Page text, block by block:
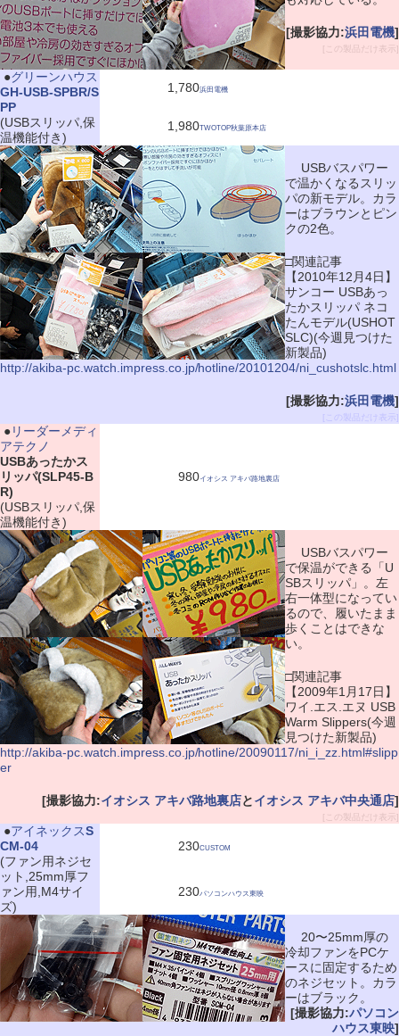
[撮影協力:浜田電機]
[この製品だけ表示]
●グリーンハウス
GH-USB-SPBR/S
PP
(USBスリッパ,保
温機能付き)
1,780浜田電機
1,980TWOTOP秋葉原本店
USBバスパワー
で温かくなるスリッ
パの新モデル。カラ
ーはブラウンとピン
クの2色。
□関連記事
【2010年12月4日】
サンコー USBあっ
たかスリッパ ネコ
たんモデル(USHOT
SLC)(今週見つけた
新製品)
http://akiba-pc.watch.impress.co.jp/hotline/20101204/ni_cushotslc.html
[撮影協力:浜田電機]
[この製品だけ表示]
●リーダーメディ
アテクノ
USBあったかス
リッパ(SLP45-B
R)
(USBスリッパ,保
温機能付き)
980イオシス アキバ路地裏店
USBバスパワー
で保温ができる「U
SBスリッパ」。左
右一体型になってい
るので、履いたまま
歩くことはできな
い。
□関連記事
【2009年1月17日】
ワイ.エス.エヌ USB
Warm Slippers(今週
見つけた新製品)
http://akiba-pc.watch.impress.co.jp/hotline/20090117/ni_i_zz.html#slipp
er
[撮影協力:イオシス アキバ路地裏店とイオシス アキバ中央通店]
[この製品だけ表示]
●アイネックスS
CM-04
(ファン用ネジセ
ット,25mm厚フ
ァン用,M4サイ
ズ)
230CUSTOM
230パソコンハウス東映
20〜25mm厚の
冷却ファンをPCケ
ースに固定するため
のネジセット。カラ
ーはブラック。
[撮影協力:パソコン
ハウス東映]